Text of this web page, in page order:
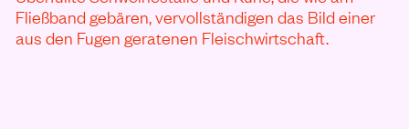
Fließband gebären, vervollständigen das Bild einer
aus den Fugen geratenen Fleischwirtschaft.